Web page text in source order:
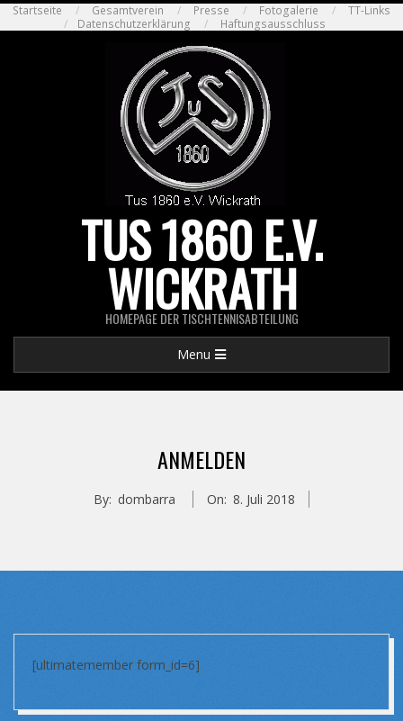
Skip
to
Startseite Gesamtverein Presse Fotogalerie
TT-Links
Datenschutzerklärung
Haftungsausschluss
TUS 1860 E.V.
WICKRATH
HOMEPAGE DER TISCHTENNISABTEILUNG
Navigation
Menu
ANMELDEN
By: dombarra On: 8. Juli 2018
[ultimatemember form_id=6]